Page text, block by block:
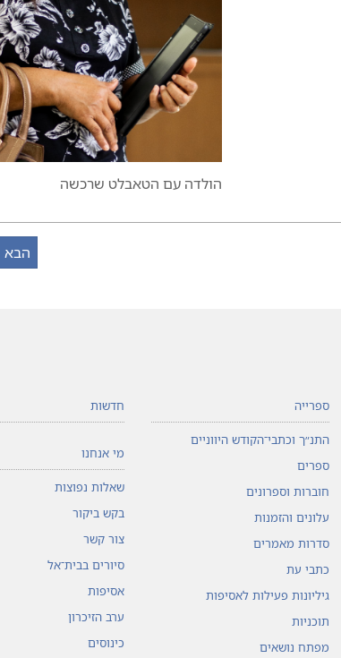
הולדה עם הטאבלט שרכשה
הבא
ספרייה
התנ״ך וכתבי־הקודש היווניים
ספרים
חוברות וספרונים
עלונים והזמנות
סדרות מאמרים
כתבי עת
גיליונות פעילות לאסיפות
תוכניות
מפתח נושאים
חדשות
מי אנחנו
שאלות נפוצות
בקש ביקור
צור קשר
סיורים בבית־אל
אסיפות
ערב הזיכרון
כינוסים